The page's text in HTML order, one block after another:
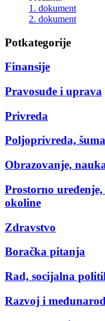
1. dokument
2. dokument
Potkategorije
Finansije
Pravosuđe i uprava
Privreda
Poljoprivreda,
Obrazovanje,
Prostorno
okoline
Zdravstvo
Boračka pitanja
Rad, socijalna
Razvoj i